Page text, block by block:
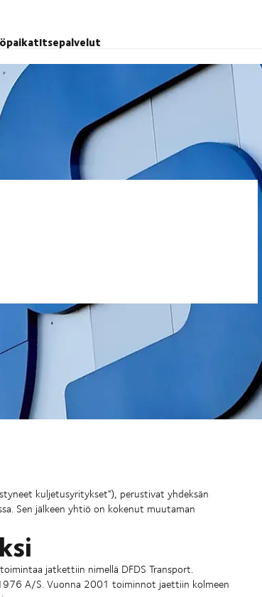
Itsepalvelut
kuljetusyritykset"), perustivat yhdeksän
Sen jälkeen yhtiö on kokenut muutaman
jatkettiin nimellä DFDS Transport.
A/S. Vuonna 2001 toiminnot jaettiin kolmeen